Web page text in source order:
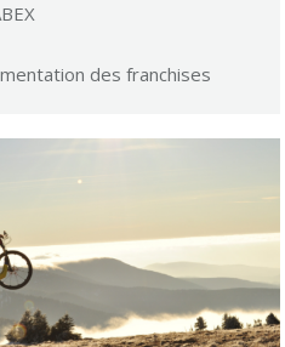
des franchises